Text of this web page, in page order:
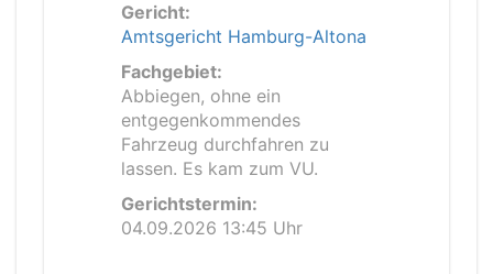
Gericht:
Amtsgericht Hamburg-Altona
Fachgebiet:
Abbiegen, ohne ein
entgegenkommendes
Fahrzeug durchfahren zu
lassen. Es kam zum VU.
Gerichtstermin:
04.09.2026 13:45 Uhr